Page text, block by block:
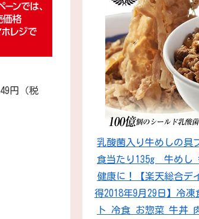
円（税
乳酸菌入り牛めしの具
食当たり135g 牛めし
健康に！【楽天総合デ
得2018年9月29日】冷
ト 冷食 お惣菜 牛丼